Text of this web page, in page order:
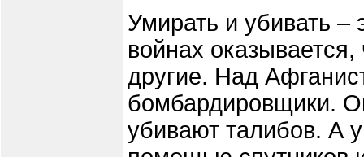
Умирать и убивать
войнах
другие. Над
бомбардировщики.
убивают талибов. А